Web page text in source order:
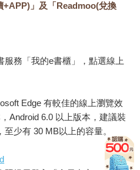
ECFFarmer’s Market，都能入內
坐火車轉小船，近一點的，地鐵
抵達的湖泊是位於Wedding區
；既方便又安靜的是西南
喜歡，離車站不遠的Haus am
，可以在它的後院湖邊野
市塵囂的Sacrower See、Groß-
有時間，帶上一些食物，一個舒
跡之地，褪去一身疲憊及衣服，
中，是柏林能贈與旅人的難得體
+APP)」及「Readmoo(兌換
務「我的e書櫃」，點選線上
Edge 有較佳的線上瀏覽效
Android 6.0 以上版本，建議裝
少有 30 MB以上的容量。